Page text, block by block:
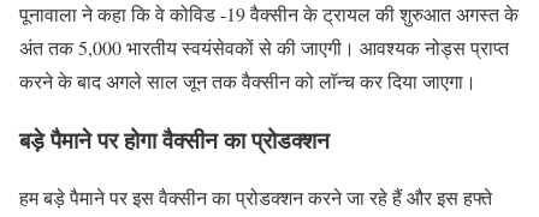
पूनावाला ने कहा कि वे कोविड -19 वैक्सीन के ट्रायल की शुरुआत अगस्त के
अंत तक 5,000 भारतीय स्वयंसेवकों से की जाएगी। आवश्यक नोड्स प्राप्त
करने के बाद अगले साल जून तक वैक्सीन को लॉन्च कर दिया जाएगा।
बड़े पैमाने पर होगा वैक्सीन का प्रोडक्शन
हम बड़े पैमाने पर इस वैक्सीन का प्रोडक्शन करने जा रहे हैं और इस हफ्ते